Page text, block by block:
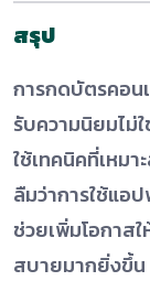
สรุป
การกดบัตรคอน
รับความนิยมไม่
ใช้เทคนิคที่เหม
ลืมว่าการใช้แอ
ช่วยเพิ่มโอกาส
สบายมากยิ่งขึ้น